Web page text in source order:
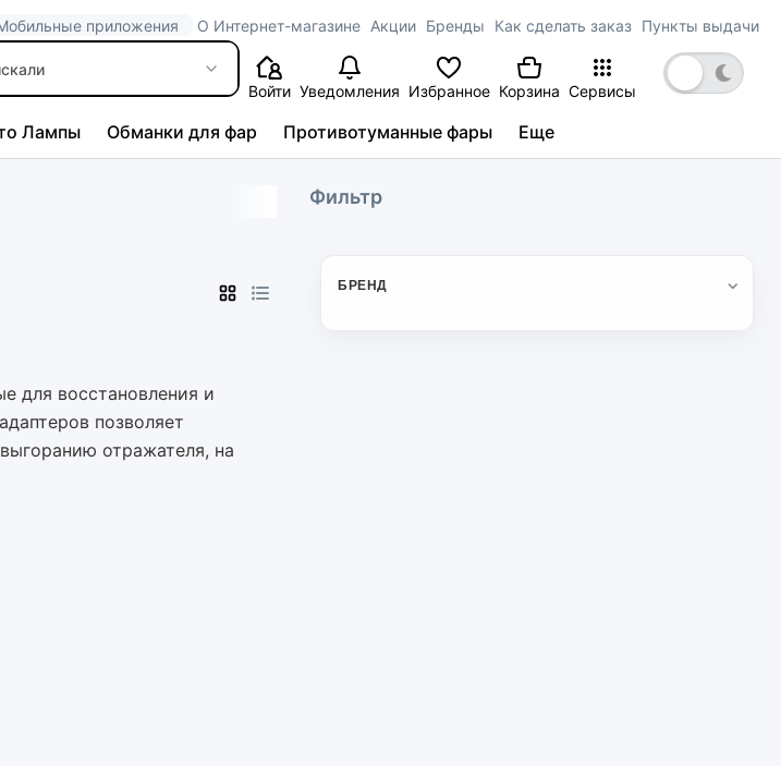
приложения О Интернет-магазине Акции Бренды Как сделать заказ Пункты выдачи
Войти Уведомления Избранное Корзина Сервисы
Лампы Обманки для фар Противотуманные фары Еще
для восстановления и
позволяет
отражателя, на
Фильтр
БРЕНД